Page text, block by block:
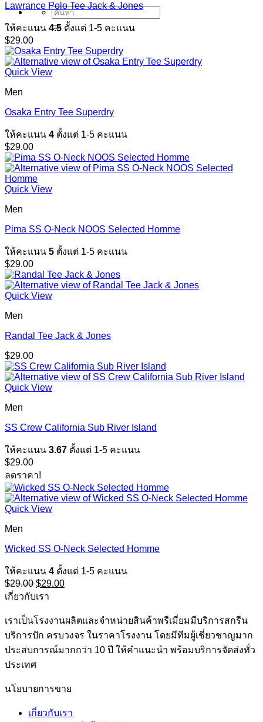
ค้นหา:
Lawrance Polo Tee Jack & Jones
ให้คะแนน 4.5 ตั้งแต่ 1-5 คะแนน
$29.00
Quick View
Men
Osaka Entry Tee Superdry
ให้คะแนน 4 ตั้งแต่ 1-5 คะแนน
$29.00
Quick View
Men
Pima SS O-Neck NOOS Selected Homme
ให้คะแนน 5 ตั้งแต่ 1-5 คะแนน
$29.00
Quick View
Men
Randal Tee Jack & Jones
$29.00
Quick View
Men
SS Crew California Sub River Island
ให้คะแนน 3.67 ตั้งแต่ 1-5 คะแนน
$29.00
ลดราคา!
Quick View
Men
Wicked SS O-Neck Selected Homme
ให้คะแนน 4 ตั้งแต่ 1-5 คะแนน
$29.00 Original
price
$29.00.
$29.00Current
$29.00.
เกี่ยวกับเรา
เราเป็นโรงงานผลิตและจำหน่ายสินค้าพรีเมี่ยมมีบริการสกรีน
บริการปัก ครบวงจร ในราคาโรงงาน โดยมีทีมผู้เชี่ยวชาญมาก
ประสบการณ์มากกว่า 10 ปี ให้คำแนะนำ พร้อมบริการจัดส่งทั่ว
ประเทศ
นโยบายการขาย
เกี่ยวกับเรา